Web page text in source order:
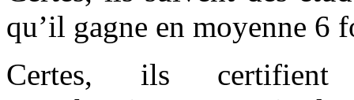
qu’il gagne en moyenne 6
Certes, ils certifient